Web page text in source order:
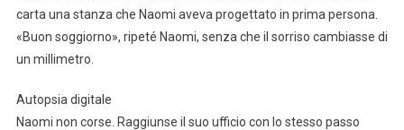
carta una stanza che Naomi aveva progettato in prima persona.
«Buon soggiorno», ripeté Naomi, senza che il sorriso cambiasse di
un millimetro.
Autopsia digitale
Naomi non corse. Raggiunse il suo ufficio con lo stesso passo